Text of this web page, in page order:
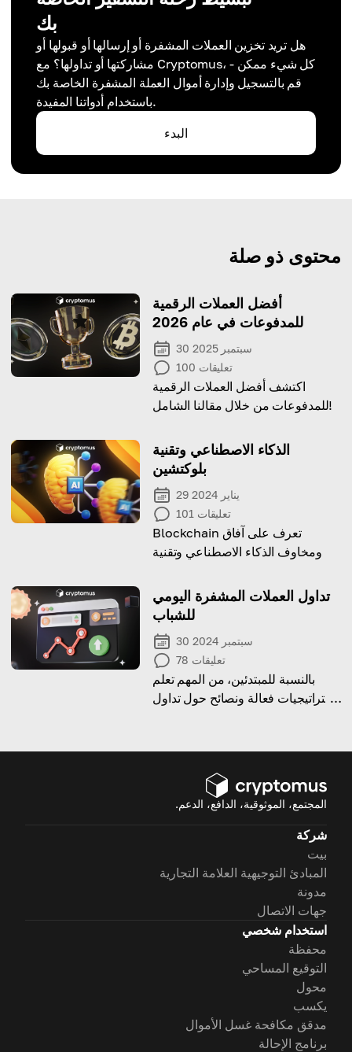
بك
هل تريد تخزين العملات المشفرة أو إرسالها أو قبولها أو
مشاركتها أو تداولها؟ مع Cryptomus، كل شيء ممكن -
قم بالتسجيل وإدارة أموال العملة المشفرة الخاصة بك
باستخدام أدواتنا المفيدة.
البدء
محتوى ذو صلة
أفضل العملات الرقمية
للمدفوعات في عام 2026
30 سبتمبر 2025
100 تعليقات
اكتشف أفضل العملات الرقمية
للمدفوعات من خلال مقالنا الشامل!
الذكاء الاصطناعي وتقنية
بلوكتشين
29 يناير 2024
101 تعليقات
Blockchain تعرف على آفاق
ومخاوف الذكاء الاصطناعي وتقنية
تداول العملات المشفرة اليومي
للشباب
30 سبتمبر 2024
78 تعليقات
بالنسبة للمبتدئين، من المهم تعلم
استراتيجيات فعالة ونصائح حول تداول
المجتمع، الموثوقية، الدافع، الدعم.
شركة
بيت
المبادئ التوجيهية العلامة التجارية
مدونة
جهات الاتصال
استخدام شخصي
محفظة
التوقيع المساحي
محول
يكسب
مدقق مكافحة غسل الأموال
برنامج الإحالة